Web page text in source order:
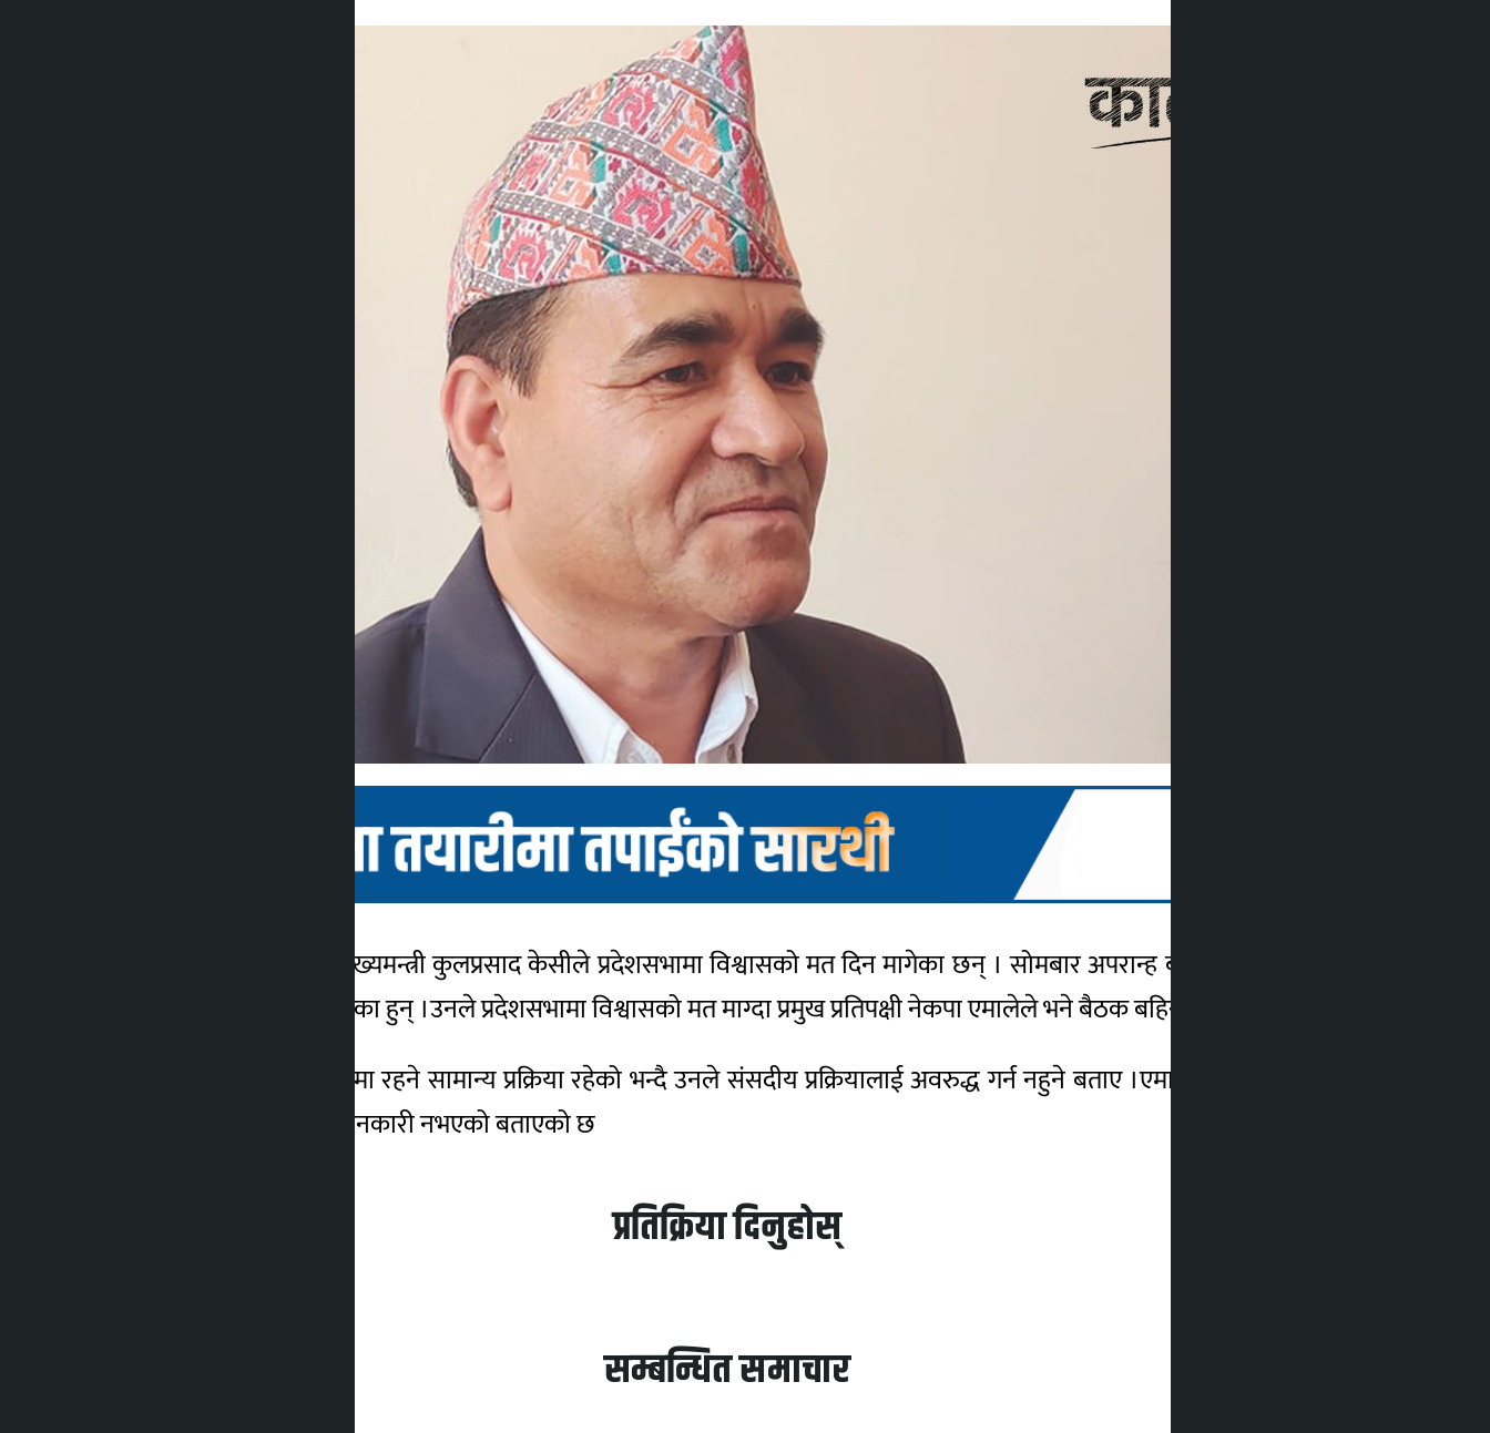
बुटवल । लुम्बिनी प्रदेशका मुख्यमन्त्री कुलप्रसाद केसीले प्रदेशसभामा विश्वासको मत दिन मागेका छन् । सोमबार अपरान्ह बसेको प्रदेशसभाको बैठकमा
विश्वासको मत दिन आग्रह गरेका हुन् ।उनले प्रदेशसभामा विश्वासको मत माग्दा प्रमुख प्रतिपक्षी नेकपा एमालेले भने बैठक बहिस्कार गरेको छ ।
उनले सत्तामा रहने र प्रतिपक्षमा रहने सामान्य प्रक्रिया रहेको भन्दै उनले संसदीय प्रक्रियालाई अवरुद्ध गर्न नहुने बताए ।एमालेले मुख्यमन्त्रीले विश्वासको
मत लिनेबारे आफूहरुलाई जानकारी नभएको बताएको छ
प्रतिक्रिया दिनुहोस्
सम्बन्धित समाचार